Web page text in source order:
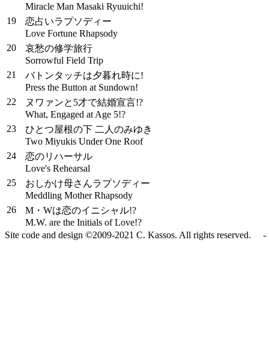
Miracle Man Masaki Ryuuichi!
19
恋占いラプソディー
Love Fortune Rhapsody
20
哀愁の修学旅行
Sorrowful Field Trip
21
バトンタッチは夕暮れ時に!
Press the Button at Sundown!
22
ヌワァンと5才で結婚宣言!?
What, Engaged at Age 5!?
23
ひとつ屋根の下 二人のみゆき
Two Miyukis Under One Roof
24
恋のリハーサル
Love's Rehearsal
25
おしかけ母さんラプソディー
Meddling Mother Rhapsody
26
M・Wは恋のイニシャル!?
M.W. are the Initials of Love!?
Site code and design ©2009-2021 C. Kassos. All rights reserved.